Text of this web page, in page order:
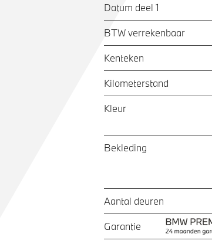
Datum deel 1
BTW verrekenbaar
Kenteken
Kilometerstand
Kleur
Bekleding
Aantal deuren
Garantie